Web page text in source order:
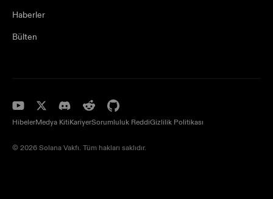
Haberler
Bülten
HibelerMedya KitiKariyerSorumluluk ReddiGizlilik Politikası
© 2026 Solana Vakfı. Tüm hakları saklıdır.